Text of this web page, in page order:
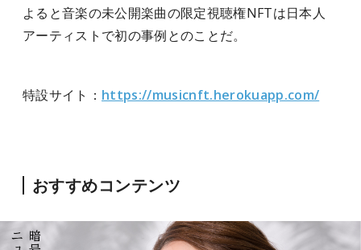
よると音楽の未公開楽曲の限定視聴権NFTは日本人
アーティストで初の事例とのことだ。
特設サイト： https://musicnft.herokuapp.com/
おすすめコンテンツ